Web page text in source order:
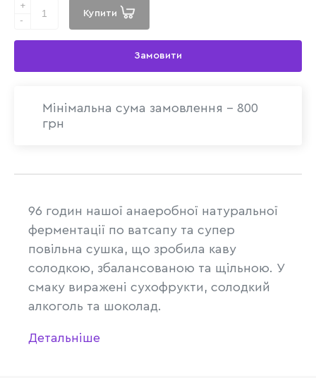
+
-
Купити
Замовити
Мінімальна сума замовлення - 800
грн
96 годин нашої анаеробної натуральної
ферментації по ватсапу та супер
повільна сушка, що зробила каву
солодкою, збалансованою та щільною. У
смаку виражені сухофрукти, солодкий
алкоголь та шоколад.
Детальніше